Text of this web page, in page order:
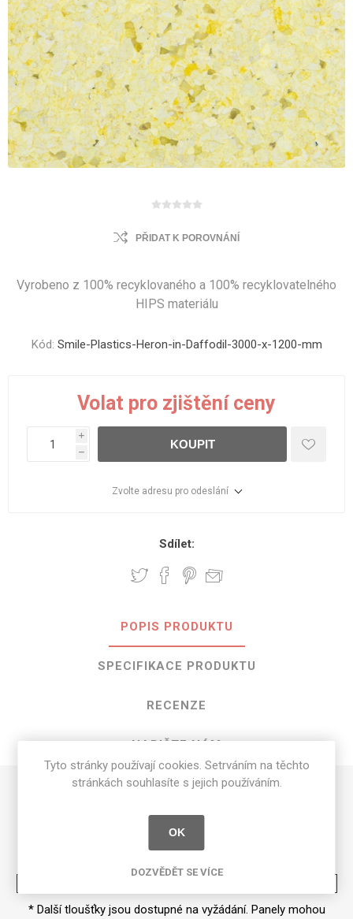
PŘIDAT K POROVNÁNÍ
Vyrobeno z 100% recyklovaného a 100% recyklovatelného
HIPS materiálu
Kód: Smile-Plastics-Heron-in-Daffodil-3000-x-1200-mm
Volat pro zjištění ceny
i
h
KOUPIT
Zvolte adresu pro odeslání
Sdílet:
POPIS PRODUKTU
SPECIFIKACE PRODUKTU
RECENZE
NAPIŠTE NÁM
mm x 1200 mm
* Další tloušťky jsou dostupné na vyžádání. Panely mohou
Tyto stránky používají cookies. Setrváním na těchto
stránkách souhlasíte s jejich používáním.
OK
DOZVĚDĚT SE VÍCE